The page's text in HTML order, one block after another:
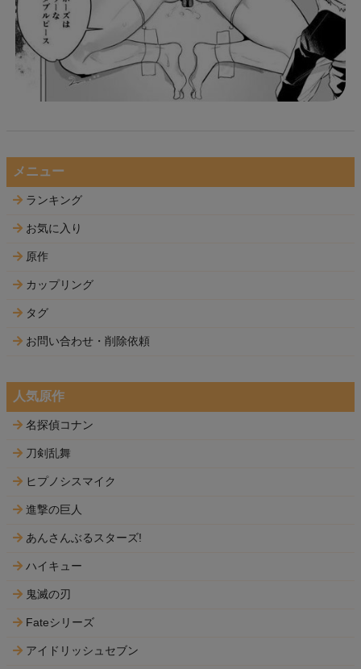
メニュー
ランキング
お気に入り
原作
カップリング
タグ
お問い合わせ・削除依頼
人気原作
名探偵コナン
刀剣乱舞
ヒプノシスマイク
進撃の巨人
あんさんぶるスターズ!
ハイキュー
鬼滅の刃
Fateシリーズ
アイドリッシュセブン